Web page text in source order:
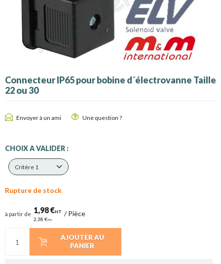
Connecteur IP65 pour bobine d´électrovanne Taille
22 ou 30
Envoyer à un ami Une question ?
CHOIX A VALIDER :
Critère 1
Rupture de stock
à partir de 1,98 €HT
2,38 €TTC
/Pièce
AJOUTER AU
PANIER